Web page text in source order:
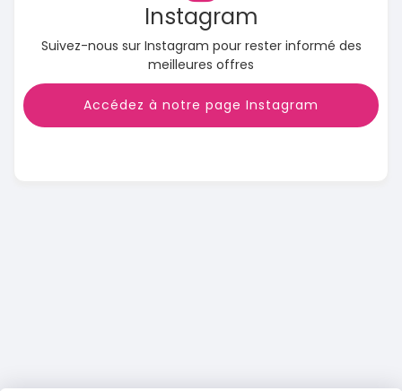
Instagram
Suivez-nous sur Instagram pour rester informé des
meilleures offres
Accédez à notre page Instagram